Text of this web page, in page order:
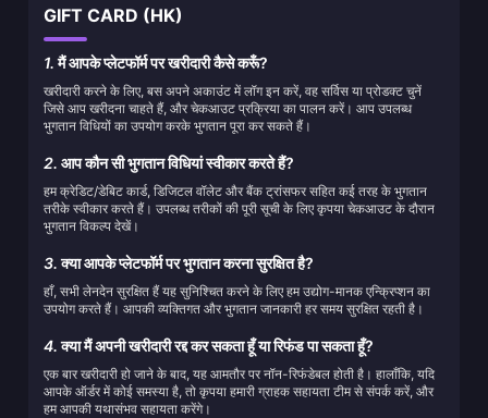
GIFT CARD (HK)
1.मैं आपके प्लेटफॉर्म पर खरीदारी कैसे करूँ?
खरीदारी करने के लिए, बस अपने अकाउंट में लॉग इन करें, वह सर्विस या प्रोडक्ट चुनें
जिसे आप खरीदना चाहते हैं, और चेकआउट प्रक्रिया का पालन करें। आप उपलब्ध
भुगतान विधियों का उपयोग करके भुगतान पूरा कर सकते हैं।
2. आप कौन सी भुगतान विधियां स्वीकार करते हैं?
हम क्रेडिट/डेबिट कार्ड, डिजिटल वॉलेट और बैंक ट्रांसफर सहित कई तरह के भुगतान
तरीके स्वीकार करते हैं। उपलब्ध तरीकों की पूरी सूची के लिए कृपया चेकआउट के दौरान
भुगतान विकल्प देखें।
3.क्या आपके प्लेटफॉर्म पर भुगतान करना सुरक्षित है?
हाँ, सभी लेनदेन सुरक्षित हैं यह सुनिश्चित करने के लिए हम उद्योग-मानक एन्क्रिप्शन का
उपयोग करते हैं। आपकी व्यक्तिगत और भुगतान जानकारी हर समय सुरक्षित रहती है।
4.क्या मैं अपनी खरीदारी रद्द कर सकता हूँ या रिफंड पा सकता हूँ?
एक बार खरीदारी हो जाने के बाद, यह आमतौर पर नॉन-रिफंडेबल होती है। हालाँकि, यदि
आपके ऑर्डर में कोई समस्या है, तो कृपया हमारी ग्राहक सहायता टीम से संपर्क करें, और
हम आपकी यथासंभव सहायता करेंगे।